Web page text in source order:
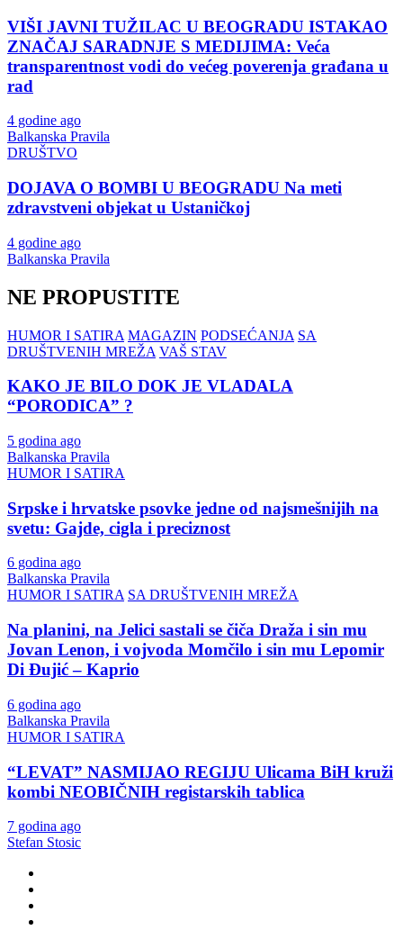
VIŠI JAVNI TUŽILAC U BEOGRADU ISTAKAO
ZNAČAJ SARADNJE S MEDIJIMA: Veća
transparentnost vodi do većeg poverenja građana u
rad
4 godine ago
Balkanska Pravila
DRUŠTVO
DOJAVA O BOMBI U BEOGRADU Na meti
zdravstveni objekat u Ustaničkoj
4 godine ago
Balkanska Pravila
NE PROPUSTITE
HUMOR I SATIRA MAGAZIN PODSEĆANJA SA
DRUŠTVENIH MREŽA VAŠ STAV
KAKO JE BILO DOK JE VLADALA
“PORODICA” ?
5 godina ago
Balkanska Pravila
HUMOR I SATIRA
Srpske i hrvatske psovke jedne od najsmešnijih na
svetu: Gajde, cigla i preciznost
6 godina ago
Balkanska Pravila
HUMOR I SATIRA SA DRUŠTVENIH MREŽA
Na planini, na Jelici sastali se čiča Draža i sin mu
Jovan Lenon, i vojvoda Momčilo i sin mu Lepomir
Di Đujić – Kaprio
6 godina ago
Balkanska Pravila
HUMOR I SATIRA
“LEVAT” NASMIJAO REGIJU Ulicama BiH kruži
kombi NEOBIČNIH registarskih tablica
7 godina ago
Stefan Stosic